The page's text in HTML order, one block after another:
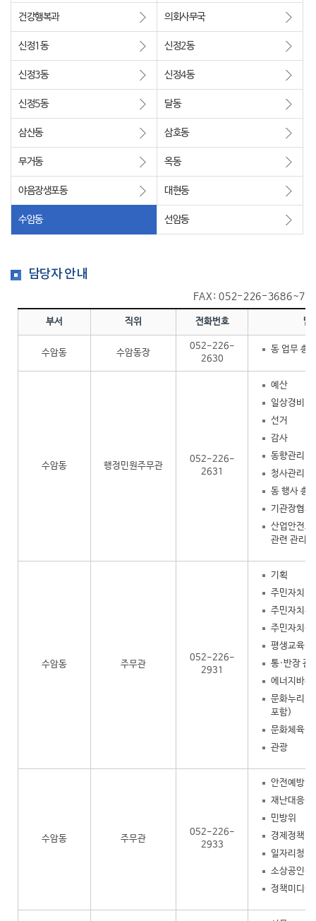
건강행복과 의회사무국
신정1동 신정2동
신정3동 신정4동
신정5동 달동
삼산동 삼호동
무거동 옥동
야음장생포동 대현동
수암동 선암동
담당자 안내
FAX: 052-226-3686~7
부서 직위 전화번호 담
수암동 수암동장
052-226-
2630
동 업무 총
수암동 행정민원주무관
052-226-
2631
예산
일상경비
선거
감사
동향관리(
청사관리
동 행사 총
기관장협의
산업안전
관련 관리
수암동 주무관
052-226-
2931
기획
주민자치
주민자치위
주민자치센
평생교육
통·반장 관
에너지바우
문화누리
포함)
문화체육(
관광
수암동 주무관
052-226-
2933
안전예방
재난대응
민방위
경제정책(
일자리청년
소상공인진
정책미디어